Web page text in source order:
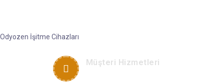
Odyozen İşitme Cihazları
Müşteri Hizmetleri